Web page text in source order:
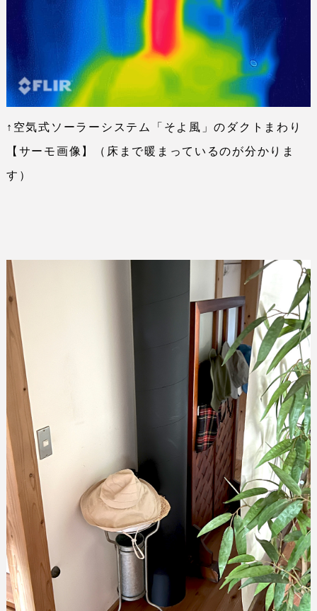
↑空気式ソーラーシステム「そよ風」のダクトまわり
【サーモ画像】（床まで暖まっているのが分かりま
す）